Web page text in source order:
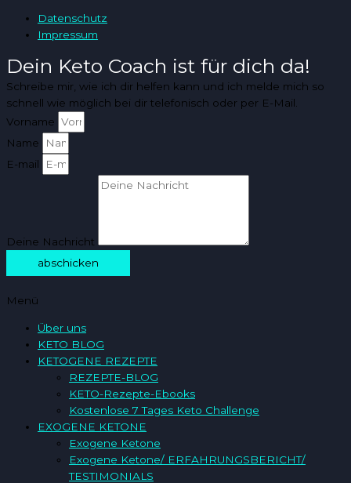
Datenschutz
Impressum
Dein Keto Coach ist für dich da!
Schreibe mir, wie ich dir helfen kann und ich melde mich so
schnell wie möglich bei dir telefonisch oder per E-Mail.
Vorname
Name
E-mail
Deine Nachricht
abschicken
Menü
Über uns
KETO BLOG
KETOGENE REZEPTE
REZEPTE-BLOG
KETO-Rezepte-Ebooks
Kostenlose 7 Tages Keto Challenge
EXOGENE KETONE
Exogene Ketone
Exogene Ketone/ ERFAHRUNGSBERICHT/
TESTIMONIALS